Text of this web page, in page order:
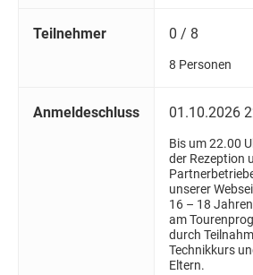
Teilnehmer 0 / 8
8 Personen
Anmeldeschluss 01.10.2026
Bis um 22.00
der Rezeption
unserer
16 – 18
am
durch
Technikkurs
Eltern.